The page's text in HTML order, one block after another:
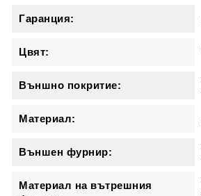
Гаранция:
Цвят:
Външно покритие:
Материал:
Външен фурнир:
Материал на вътрешния